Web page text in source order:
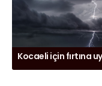
Kocaeli için fırtına